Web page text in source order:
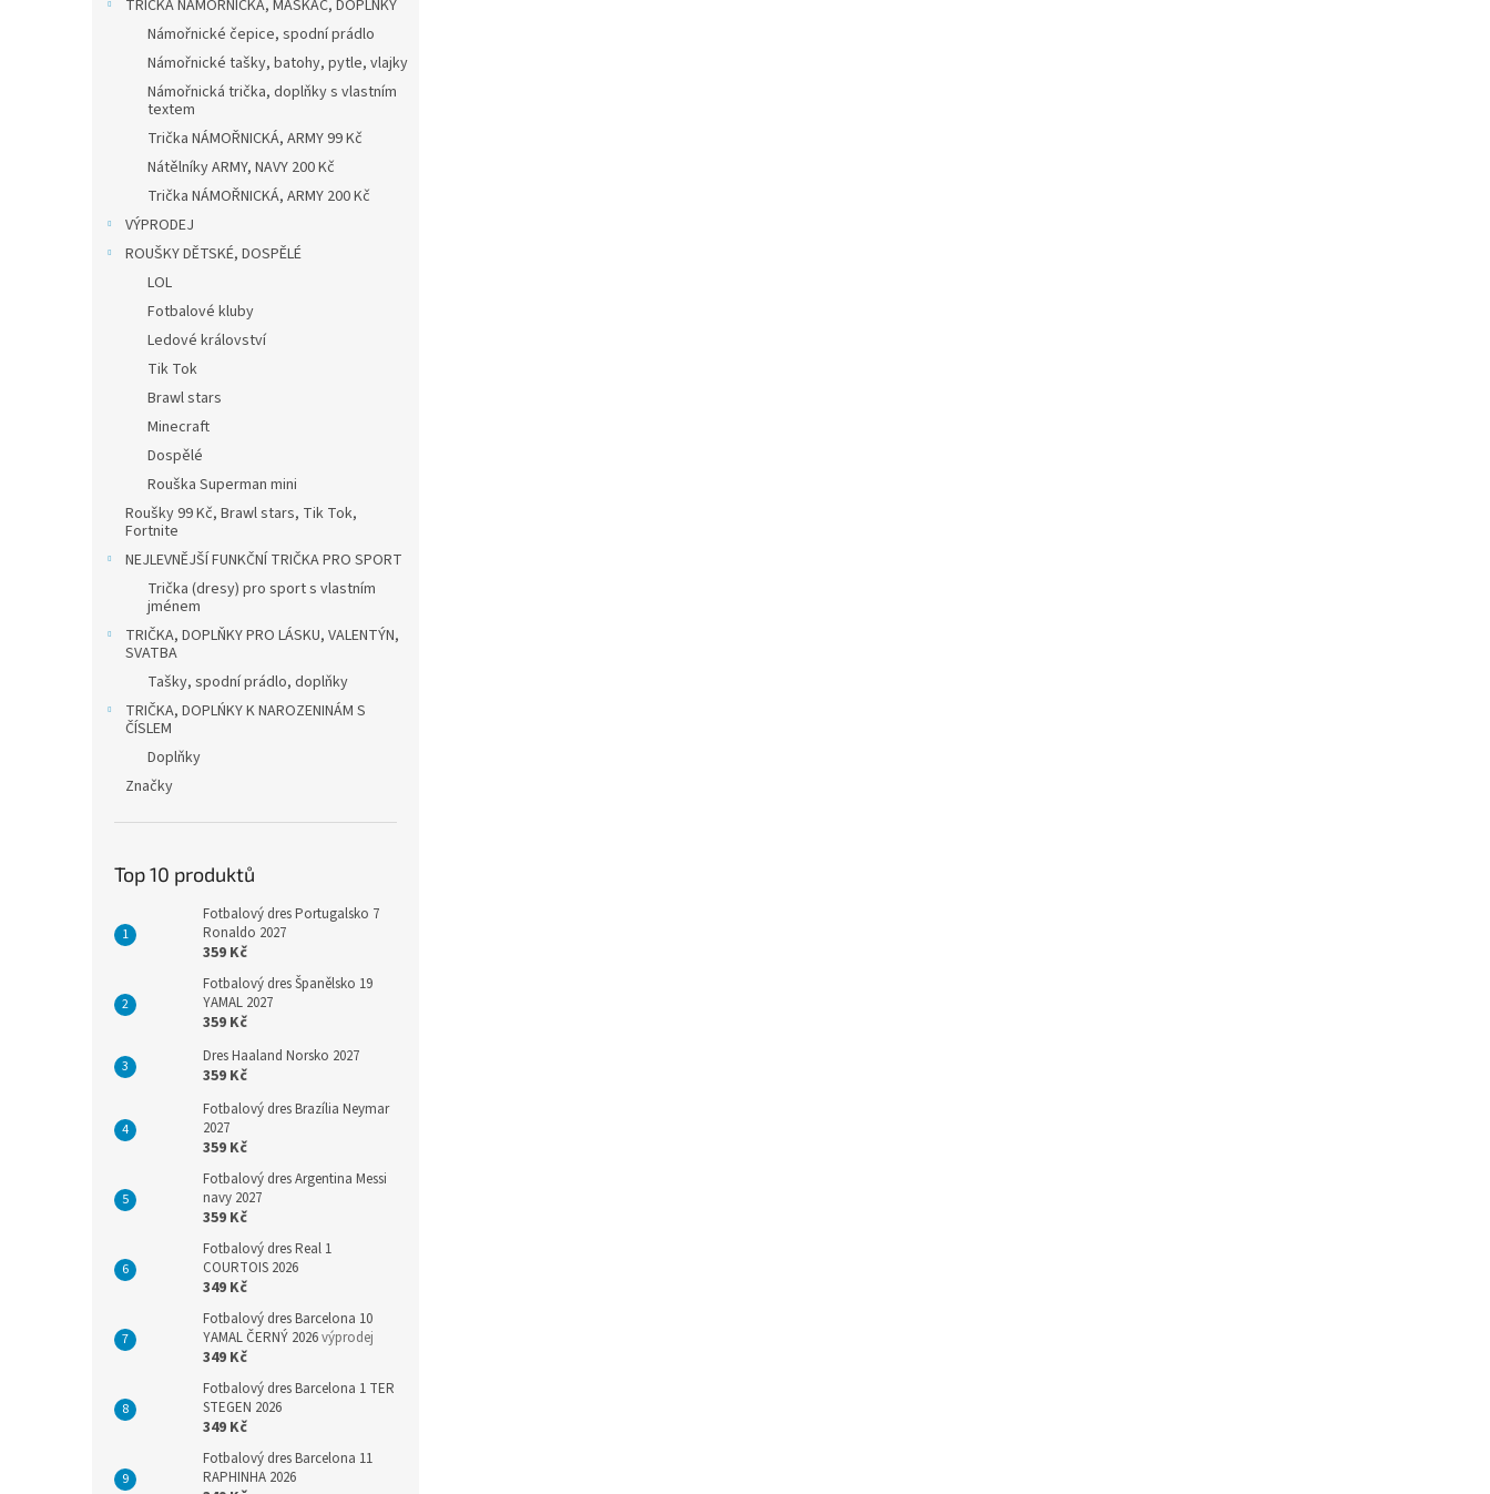
TRIČKA NÁMOŘNICKÁ, MASKÁČ, DOPLŇKY
Námořnické čepice, spodní prádlo
Námořnické tašky, batohy, pytle, vlajky
Námořnická trička, doplňky s vlastním
textem
Trička NÁMOŘNICKÁ, ARMY 99 Kč
Nátělníky ARMY, NAVY 200 Kč
Trička NÁMOŘNICKÁ, ARMY 200 Kč
VÝPRODEJ
ROUŠKY DĚTSKÉ, DOSPĚLÉ
LOL
Fotbalové kluby
Ledové království
Tik Tok
Brawl stars
Minecraft
Dospělé
Rouška Superman mini
Roušky 99 Kč, Brawl stars, Tik Tok,
Fortnite
NEJLEVNĚJŠÍ FUNKČNÍ TRIČKA PRO SPORT
Trička (dresy) pro sport s vlastním
jménem
TRIČKA, DOPLŇKY PRO LÁSKU, VALENTÝN,
SVATBA
Tašky, spodní prádlo, doplňky
TRIČKA, DOPLŃKY K NAROZENINÁM S
ČÍSLEM
Doplňky
Značky
Top 10 produktů
Fotbalový dres Portugalsko 7
Ronaldo 2027
359 Kč
Fotbalový dres Španělsko 19
YAMAL 2027
359 Kč
Dres Haaland Norsko 2027
359 Kč
Fotbalový dres Brazília Neymar
2027
359 Kč
Fotbalový dres Argentina Messi
navy 2027
359 Kč
Fotbalový dres Real 1
COURTOIS 2026
349 Kč
Fotbalový dres Barcelona 10
YAMAL ČERNÝ 2026výprodej
349 Kč
Fotbalový dres Barcelona 1 TER
STEGEN 2026
349 Kč
Fotbalový dres Barcelona 11
RAPHINHA 2026